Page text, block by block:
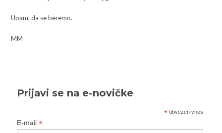
Upam, da se beremo.
MM
Prijavi se na e-novičke
* obvezen vnos
E-mail *